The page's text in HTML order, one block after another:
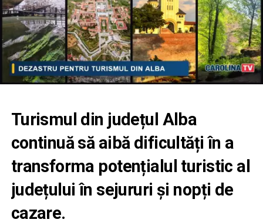
Turismul din județul Alba
continuă să aibă dificultăți în a
transforma potențialul turistic al
județului în sejururi și nopți de
cazare.